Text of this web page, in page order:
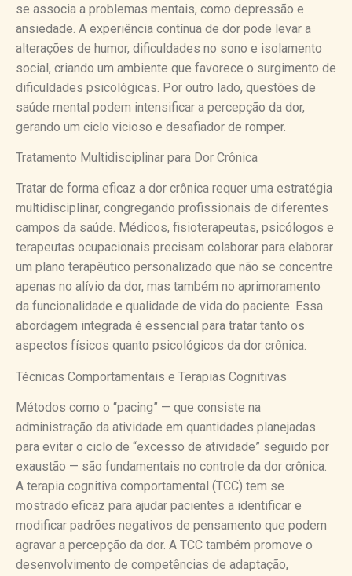
se associa a problemas mentais, como depressão e
ansiedade. A experiência contínua de dor pode levar a
alterações de humor, dificuldades no sono e isolamento
social, criando um ambiente que favorece o surgimento de
dificuldades psicológicas. Por outro lado, questões de
saúde mental podem intensificar a percepção da dor,
gerando um ciclo vicioso e desafiador de romper.
Tratamento Multidisciplinar para Dor Crônica
Tratar de forma eficaz a dor crônica requer uma estratégia
multidisciplinar, congregando profissionais de diferentes
campos da saúde. Médicos, fisioterapeutas, psicólogos e
terapeutas ocupacionais precisam colaborar para elaborar
um plano terapêutico personalizado que não se concentre
apenas no alívio da dor, mas também no aprimoramento
da funcionalidade e qualidade de vida do paciente. Essa
abordagem integrada é essencial para tratar tanto os
aspectos físicos quanto psicológicos da dor crônica.
Técnicas Comportamentais e Terapias Cognitivas
Métodos como o “pacing” — que consiste na
administração da atividade em quantidades planejadas
para evitar o ciclo de “excesso de atividade” seguido por
exaustão — são fundamentais no controle da dor crônica.
A terapia cognitiva comportamental (TCC) tem se
mostrado eficaz para ajudar pacientes a identificar e
modificar padrões negativos de pensamento que podem
agravar a percepção da dor. A TCC também promove o
desenvolvimento de competências de adaptação,